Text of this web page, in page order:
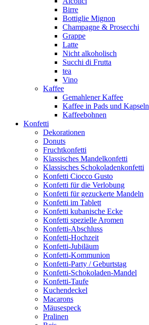
Birre
Bottiglie Mignon
Champagne & Prosecchi
Grappe
Latte
Nicht alkoholisch
Succhi di Frutta
tea
Vino
Kaffee
Gemahlener Kaffee
Kaffee in Pads und Kapseln
Kaffeebohnen
Konfetti
Dekorationen
Donuts
Fruchtkonfetti
Klassisches Mandelkonfetti
Klassisches Schokoladenkonfetti
Konfetti Ciocco Gusto
Konfetti für die Verlobung
Konfetti für gezuckerte Mandeln
Konfetti im Tablett
Konfetti kubanische Ecke
Konfetti spezielle Aromen
Konfetti-Abschluss
Konfetti-Hochzeit
Konfetti-Jubiläum
Konfetti-Kommunion
Konfetti-Party / Geburtstag
Konfetti-Schokoladen-Mandel
Konfetti-Taufe
Kuchendeckel
Macarons
Mäusespeck
Pralinen